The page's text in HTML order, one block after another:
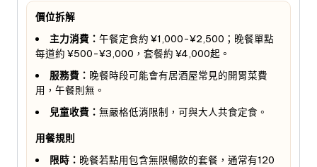
價位拆解
主力消費： 午餐定食約 ¥1,000-¥2,500；晚餐單點
每道約 ¥500-¥3,000，套餐約 ¥4,000起。
服務費： 晚餐時段可能會有居酒屋常見的開胃菜費
用，午餐則無。
兒童收費： 無嚴格低消限制，可與大人共食定食。
用餐規則
限時： 晚餐若點用包含無限暢飲的套餐，通常有120